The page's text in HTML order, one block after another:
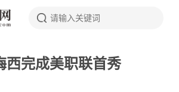
完成美职联首秀